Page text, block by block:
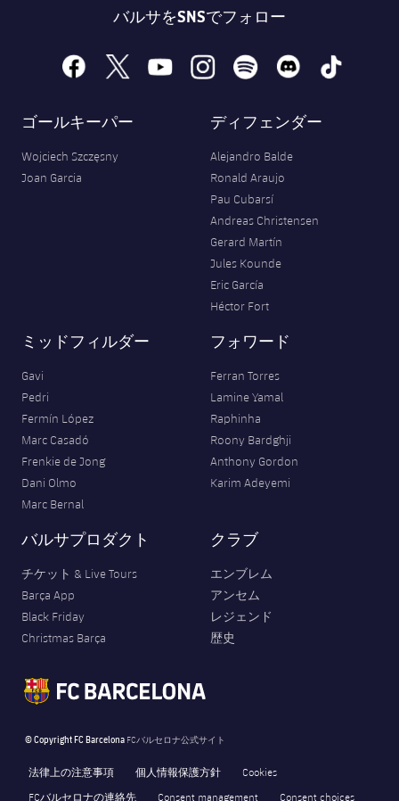
バルサをSNSでフォロー
facebook
x youtubeinstagramspotify discord tiktok
ゴールキーパー
Wojciech Szczęsny
Joan Garcia
ディフェンダー
Alejandro Balde
Ronald Araujo
Pau Cubarsí
Andreas Christensen
Gerard Martín
Jules Kounde
Eric García
Héctor Fort
ミッドフィルダー
Gavi
Pedri
Fermín López
Marc Casadó
Frenkie de Jong
Dani Olmo
Marc Bernal
フォワード
Ferran Torres
Lamine Yamal
Raphinha
Roony Bardghji
Anthony Gordon
Karim Adeyemi
バルサプロダクト
チケット & Live Tours
Barça App
Black Friday
Christmas Barça
クラブ
エンブレム
アンセム
レジェンド
歴史
© Copyright FC Barcelona FCバルセロナ公式サイト
法律上の注意事項 個人情報保護方針
Cookies
FCバルセロナの連絡先
Consent management Consent choices